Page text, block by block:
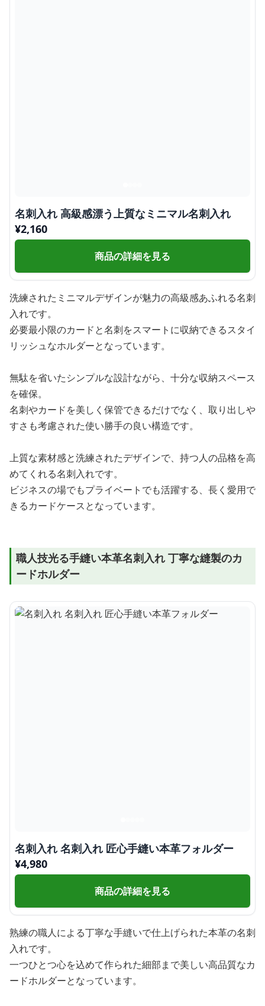
名刺入れ 高級感漂う上質なミニマル名刺入れ
¥2,160
商品の詳細を見る
洗練されたミニマルデザインが魅力の高級感あふれる名刺
入れです。
必要最小限のカードと名刺をスマートに収納できるスタイ
リッシュなホルダーとなっています。
無駄を省いたシンプルな設計ながら、十分な収納スペース
を確保。
名刺やカードを美しく保管できるだけでなく、取り出しや
すさも考慮された使い勝手の良い構造です。
上質な素材感と洗練されたデザインで、持つ人の品格を高
めてくれる名刺入れです。
ビジネスの場でもプライベートでも活躍する、長く愛用で
きるカードケースとなっています。
職人技光る手縫い本革名刺入れ 丁寧な縫製のカ
ードホルダー
名刺入れ 名刺入れ 匠心手縫い本革フォルダー
¥4,980
商品の詳細を見る
熟練の職人による丁寧な手縫いで仕上げられた本革の名刺
入れです。
一つひとつ心を込めて作られた細部まで美しい高品質なカ
ードホルダーとなっています。